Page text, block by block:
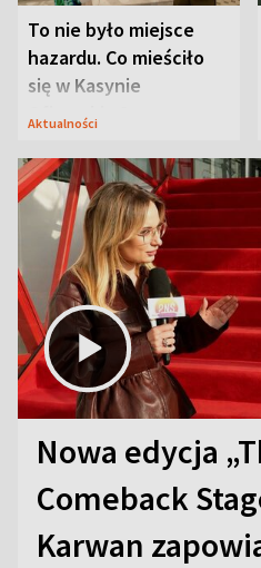
To nie było miejsce
hazardu. Co mieściło
się w Kasynie
Oficerskim?
Aktualności
Nowa edycja
Comeback
Karwan